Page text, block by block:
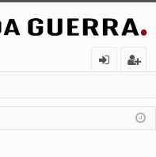
nt
ifi
ist
ra